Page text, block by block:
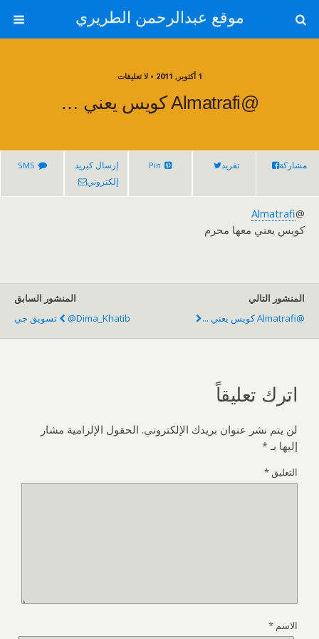
موقع عبدالرحمن الطريري
1 أكتوبر, 2011 • لا تعليقات
@Almatrafi كويس يعني …
مشاركة تغريد Pin
إرسال كبريد
إلكتروني
SMS
@
Almatrafi
كويس يعني معها محرم
المنشور السابق
@Dima_Khatib تسويق جي
المنشور التالي
@Almatrafi كويس يعني ...
اترك تعليقاً
لن يتم نشر عنوان بريدك الإلكتروني. الحقول الإلزامية مشار
إليها بـ*
التعليق*
الاسم *